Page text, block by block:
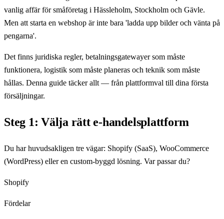
vanlig affär för småföretag i Hässleholm, Stockholm och Gävle.
Men att starta en webshop är inte bara 'ladda upp bilder och vänta på
pengarna'.
Det finns juridiska regler, betalningsgatewayer som måste
funktionera, logistik som måste planeras och teknik som måste
hållas. Denna guide täcker allt — från plattformval till dina första
försäljningar.
Steg 1: Välja rätt e-handelsplattform
Du har huvudsakligen tre vägar: Shopify (SaaS), WooCommerce
(WordPress) eller en custom-byggd lösning. Var passar du?
Shopify
Fördelar